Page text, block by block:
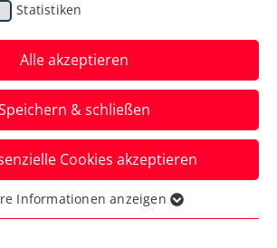
ÖTV-
mit
greifen in Oberpullendorf
bei Herren und Damen ins
Statistiken
Alle akzeptieren
& schließen
Cookies akzeptieren
werden für grundlegende
Informationen anzeigen